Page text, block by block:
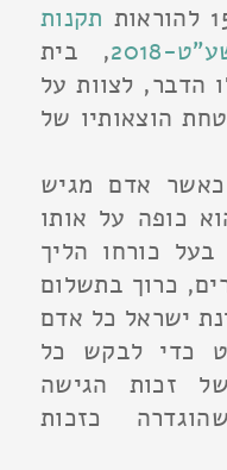
תקנות
, בית
לצוות על
הוצאותיו של
אדם מגיש
כופה על אותו
כורחו הליך
כרוך בתשלום
ישראל כל אדם
כדי לבקש כל
זכות הגישה
כזכות